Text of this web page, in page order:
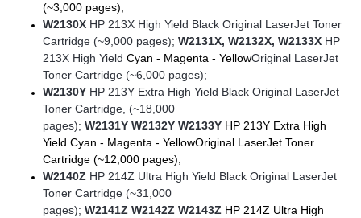
(~3,000 pages);
W2130X HP 213X High Yield Black Original LaserJet Toner
Cartridge (~9,000 pages); W2131X, W2132X, W2133X HP
213X High Yield Cyan - Magenta - YellowOriginal LaserJet
Toner Cartridge (~6,000 pages);
W2130Y HP 213Y Extra High Yield Black Original LaserJet
Toner Cartridge, (~18,000
pages); W2131Y W2132Y W2133Y HP 213Y Extra High
Yield Cyan - Magenta - YellowOriginal LaserJet Toner
Cartridge (~12,000 pages);
W2140Z HP 214Z Ultra High Yield Black Original LaserJet
Toner Cartridge (~31,000
pages); W2141Z W2142Z W2143Z HP 214Z Ultra High